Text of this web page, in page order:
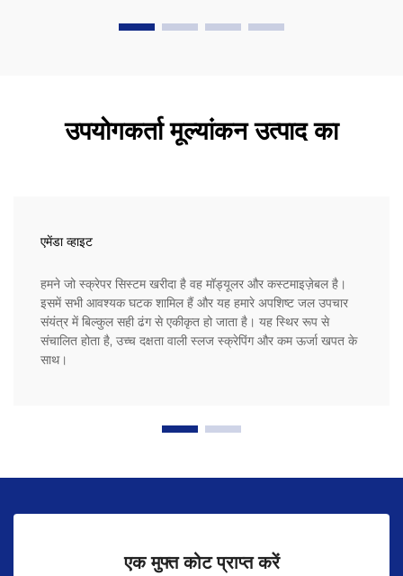
उपयोगकर्ता मूल्यांकन उत्पाद का
एमेंडा व्हाइट
हमने जो स्क्रेपर सिस्टम खरीदा है वह मॉड्यूलर और कस्टमाइज़ेबल है।
इसमें सभी आवश्यक घटक शामिल हैं और यह हमारे अपशिष्ट जल उपचार
संयंत्र में बिल्कुल सही ढंग से एकीकृत हो जाता है। यह स्थिर रूप से
संचालित होता है, उच्च दक्षता वाली स्लज स्क्रेपिंग और कम ऊर्जा खपत के
साथ।
एक मुफ्त कोट प्राप्त करें